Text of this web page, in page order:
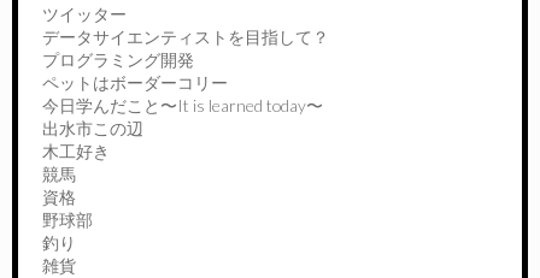
ツイッター
データサイエンティストを目指して？
プログラミング開発
ペットはボーダーコリー
今日学んだこと〜It is learned today〜
出水市この辺
木工好き
競馬
資格
野球部
釣り
雑貨